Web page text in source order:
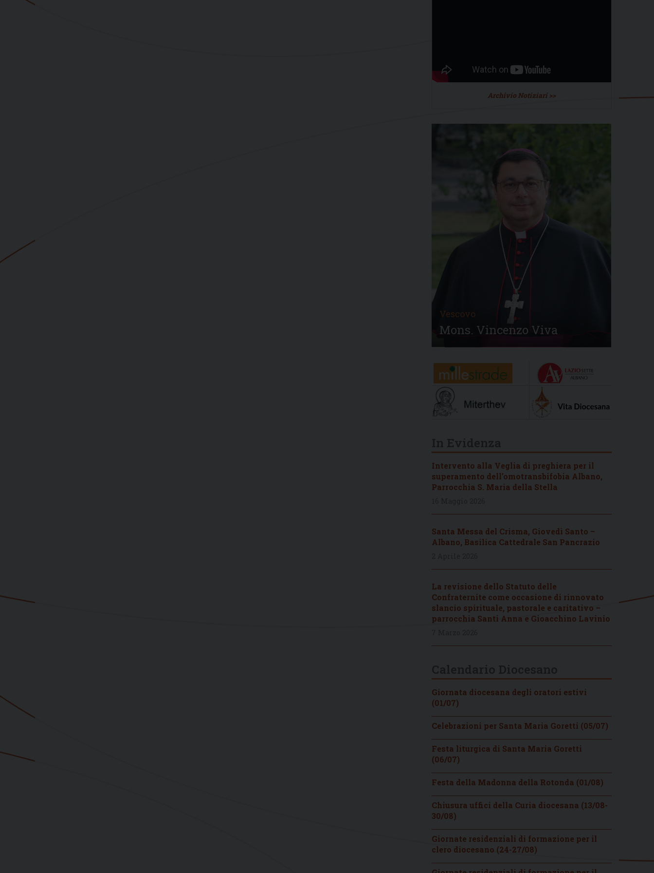
Archivio Notiziari >>
Vescovo
Mons. Vincenzo Viva
Intervento alla Veglia di preghiera per il
superamento dell’omotransbifobia Albano,
Parrocchia S. Maria della Stella
Santa Messa del Crisma, Giovedì Santo –
Albano, Basilica Cattedrale San Pancrazio
La revisione dello Statuto delle
Confraternite come occasione di rinnovato
slancio spirituale, pastorale e caritativo –
parrocchia Santi Anna e Gioacchino Lavinio
Giornata diocesana degli oratori estivi
(01/07)
Celebrazioni per Santa Maria Goretti (05/07)
Festa liturgica di Santa Maria Goretti
(06/07)
Festa della Madonna della Rotonda (01/08)
Chiusura uffici della Curia diocesana (13/08-
30/08)
Giornate residenziali di formazione per il
clero diocesano (24-27/08)